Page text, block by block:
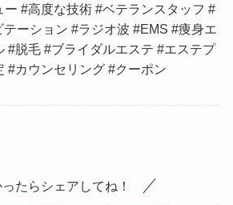
ー #高度な技術 #ベテランスタッフ #
ーション #ラジオ波 #EMS #痩身エ
#脱毛 #ブライダルエステ #エステプ
#カウンセリング #クーポン
ったらシェアしてね！